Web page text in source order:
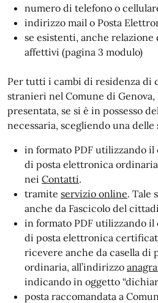
numero di telefono o
indirizzo mail o Posta
se esistenti, anche
affettivi (pagina 3 modulo)
Per tutti i cambi di residenza di
stranieri nel Comune di
presentata, se si è in possesso
necessaria, scegliendo una
in formato PDF utilizzando il
di posta elettronica
nei Contatti.
tramite servizio online. Tale
anche da Fascicolo del
in formato PDF utilizzando il
di posta elettronica
ricevere anche da casella di
ordinaria, all’indirizzo
indicando in oggetto
posta raccomandata a